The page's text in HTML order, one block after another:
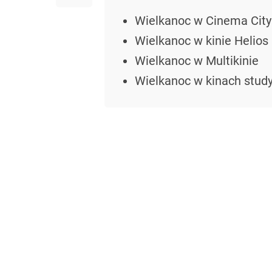
Wielkanoc w Cinema City
Wielkanoc w kinie Helios
Wielkanoc w Multikinie
Wielkanoc w kinach